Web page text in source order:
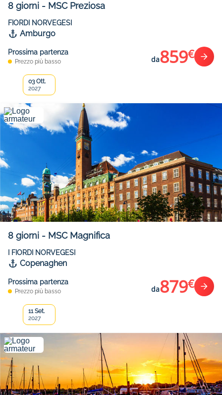
8 giorni - MSC Preziosa
FIORDI NORVEGESI
Amburgo
Prossima partenza
Prezzo più basso da859€
03 Ott.
2027
8 giorni - MSC Magnifica
I FIORDI NORVEGESI
Copenaghen
Prossima partenza
Prezzo più basso da879€
11 Set.
2027